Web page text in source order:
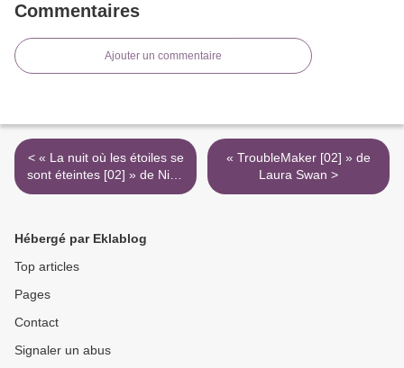
Commentaires
Ajouter un commentaire
< « La nuit où les étoiles se
sont éteintes [02] » de Nine
Gorman et Marie Alhinho
« TroubleMaker [02] » de
Laura Swan >
Hébergé par Eklablog
Top articles
Pages
Contact
Signaler un abus